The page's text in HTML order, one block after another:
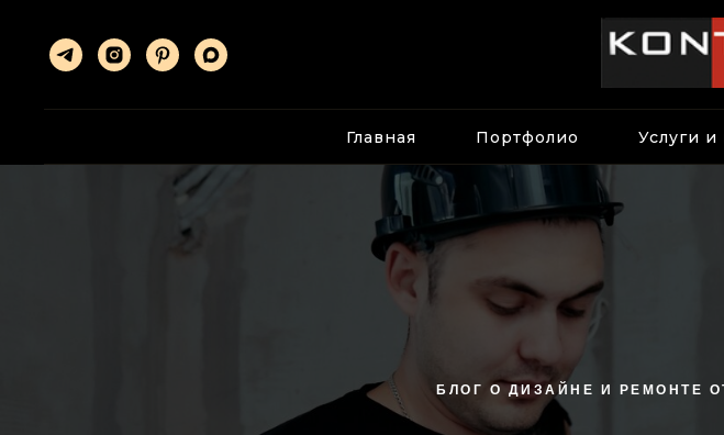
Главная Портфолио Услуги
БЛОГ О ДИЗАЙНЕ И РЕМОНТЕ ОТ